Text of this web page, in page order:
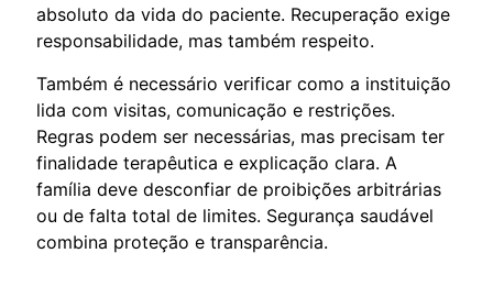
absoluto da vida do paciente. Recuperação exige
responsabilidade, mas também respeito.
Também é necessário verificar como a instituição
lida com visitas, comunicação e restrições.
Regras podem ser necessárias, mas precisam ter
finalidade terapêutica e explicação clara. A
família deve desconfiar de proibições arbitrárias
ou de falta total de limites. Segurança saudável
combina proteção e transparência.